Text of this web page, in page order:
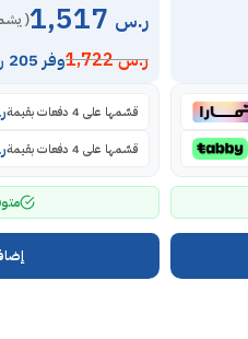
ر.س (
ر.س1,722 وفر 205 ر.س
قسّمها على 4 دفعات بقيمة
قسّمها على 4 دفعات بقيمة